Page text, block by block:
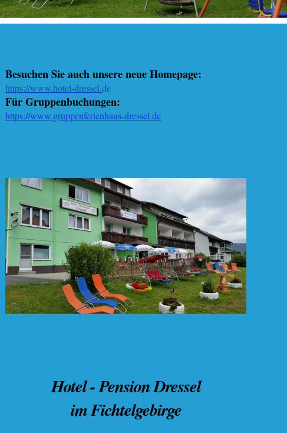
Besuchen Sie auch unsere neue Homepage:
https://www.hotel-dressel.de
Für Gruppenbuchungen:
https://www.gruppenferienhaus-dressel.de
Hotel - Pension Dressel
im Fichtelgebirge